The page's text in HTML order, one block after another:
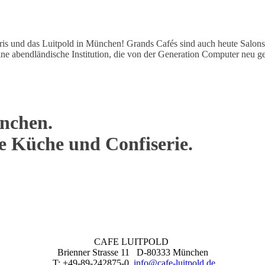
und das Luitpold in München! Grands Cafés sind auch heute
abendländische Institution, die von der Generation Computer neu
Küche und Confiserie.
CAFE LUITPOLD
Brienner Strasse 11 D-80333 München
T: +49-89-242875-0 info@cafe-luitpold.de